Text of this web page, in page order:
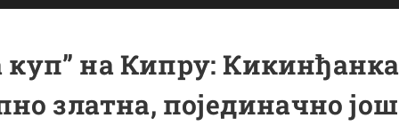
куп” на Кипру: Кикинђанка
златна, појединачно још